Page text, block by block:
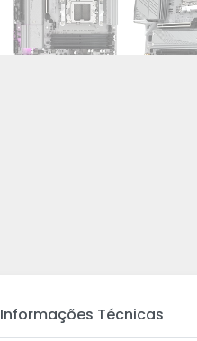
Informações Técnicas